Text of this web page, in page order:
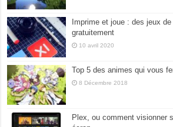
Imprime et joue : des jeux
gratuitement
10 avril 2020
Top 5 des animes qui vous
8 Décembre 2018
Plex, ou comment visionner